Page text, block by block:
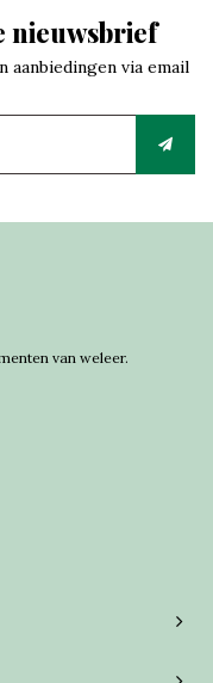
nieuwsbrief
aanbiedingen via email
van weleer.